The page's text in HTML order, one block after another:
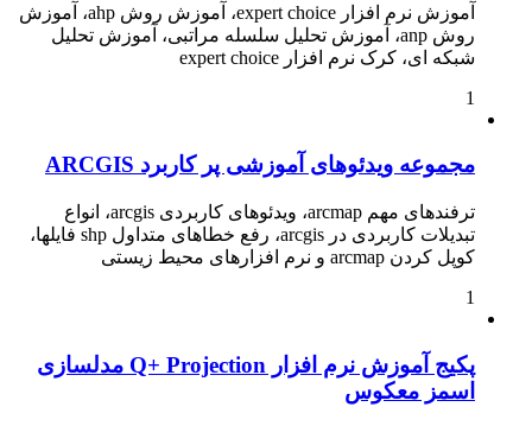
آموزش نرم افزار expert choice، آموزش روش ahp، آموزش
روش anp، آموزش تحلیل سلسله مراتبی، آموزش تحلیل
شبکه ای، کرک نرم افزار expert choice
1
مجموعه ویدئوهای آموزشی پر کاربرد ARCGIS
ترفندهای مهم arcmap، ویدئوهای کاربردی arcgis، انواع
تبدیلات کاربردی در arcgis، رفع خطاهای متداول shp فایلها،
کوپل کردن arcmap و نرم افزارهای محیط زیستی
1
پکیج آموزش نرم افزار Q+ Projection مدلسازی
اسمز معکوس